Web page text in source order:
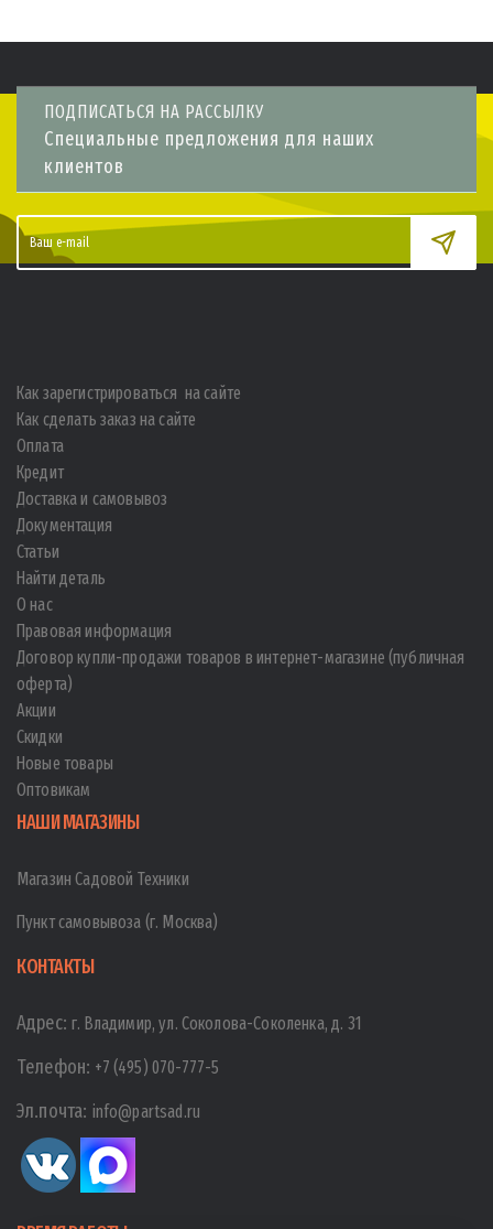
ПОДПИСАТЬСЯ НА РАССЫЛКУ
Специальные предложения для наших
клиентов
Как зарегистрироваться на сайте
Как сделать заказ на сайте
Оплата
Кредит
Доставка и самовывоз
Документация
Статьи
Найти деталь
О нас
Правовая информация
Договор купли-продажи товаров в интернет-магазине (публичная
оферта)
Акции
Скидки
Новые товары
Оптовикам
НАШИ МАГАЗИНЫ
Магазин Садовой Техники
Пункт самовывоза (г. Москва)
КОНТАКТЫ
Адрес:г. Владимир, ул. Соколова-Соколенка, д. 31
Телефон: +7 (495) 070-777-5
Эл.почта: info@partsad.ru